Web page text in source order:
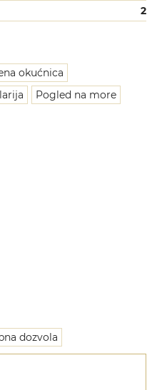
2
okućnica
Pogled na more
dozvola